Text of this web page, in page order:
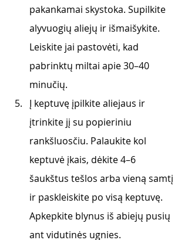
pakankamai skystoka. Supilkite
alyvuogių aliejų ir išmaišykite.
Leiskite jai pastovėti, kad
pabrinktų miltai apie 30–40
minučių.
Į keptuvę įpilkite aliejaus ir
įtrinkite jį su popieriniu
rankšluosčiu. Palaukite kol
keptuvė įkais, dėkite 4–6
šaukštus tešlos arba vieną samtį
ir paskleiskite po visą keptuvę.
Apkepkite blynus iš abiejų pusių
ant vidutinės ugnies.